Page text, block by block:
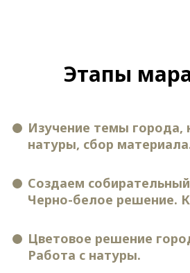
Этапы
Изучение темы города,
натуры, сбор
Создаем
Черно-белое решение.
Цветовое решение
Работа с натуры.